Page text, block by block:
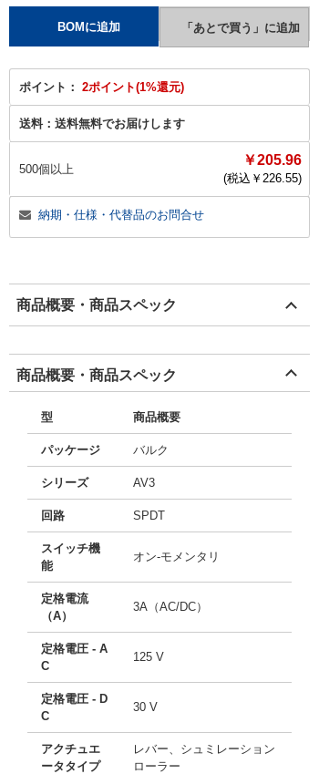
ポイント： 2ポイント(1%還元)
送料： 送料無料でお届けします
500個以上
￥205.96
(税込￥ 226.55)
納期・仕様・代替品のお問合せ
商品概要・商品スペック
商品概要・商品スペック
型 商品概要
パッケージ バルク
シリーズ AV3
回路 SPDT
スイッチ機
能
オン-モメンタリ
定格電流
（A）
3A（AC/DC）
定格電圧 - A
C
125 V
定格電圧 - D
C
30 V
アクチュエ
ータタイプ
レバー、シュミレーション
ローラー